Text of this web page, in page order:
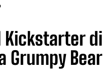
Kickstarter
Grumpy